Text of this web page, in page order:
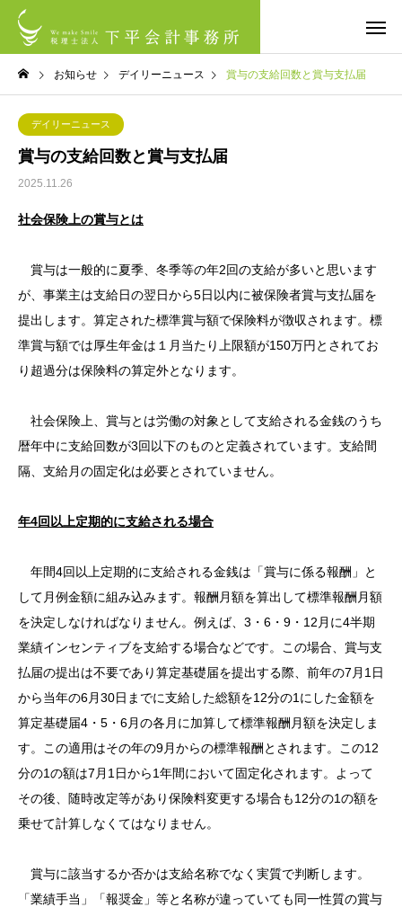
お知らせ デイリーニュース 賞与の支給回数と賞与支払届
デイリーニュース
賞与の支給回数と賞与支払届
2025.11.26
社会保険上の賞与とは
賞与は一般的に夏季、冬季等の年2回の支給が多いと思います
が、事業主は支給日の翌日から5日以内に被保険者賞与支払届を
提出します。算定された標準賞与額で保険料が徴収されます。標
準賞与額では厚生年金は１月当たり上限額が150万円とされてお
り超過分は保険料の算定外となります。
社会保険上、賞与とは労働の対象として支給される金銭のうち
暦年中に支給回数が3回以下のものと定義されています。支給間
隔、支給月の固定化は必要とされていません。
年4回以上定期的に支給される場合
年間4回以上定期的に支給される金銭は「賞与に係る報酬」と
して月例金額に組み込みます。報酬月額を算出して標準報酬月額
を決定しなければなりません。例えば、3・6・9・12月に4半期
業績インセンティブを支給する場合などです。この場合、賞与支
払届の提出は不要であり算定基礎届を提出する際、前年の7月1日
から当年の6月30日までに支給した総額を12分の1にした金額を
算定基礎届4・5・6月の各月に加算して標準報酬月額を決定しま
す。この適用はその年の9月からの標準報酬とされます。この12
分の1の額は7月1日から1年間において固定化されます。よって
その後、随時改定等があり保険料変更する場合も12分の1の額を
乗せて計算しなくてはなりません。
賞与に該当するか否かは支給名称でなく実質で判断します。
「業績手当」「報奨金」等と名称が違っていても同一性質の賞与